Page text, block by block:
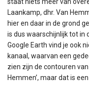
Laankamp, dhr. Van
hier en daar in de grond
is dus waarschijnlijk tot in
Google Earth vind je ook
kanaal, waarvan een
zien zijn de contouren
Hemmen’, maar dat is